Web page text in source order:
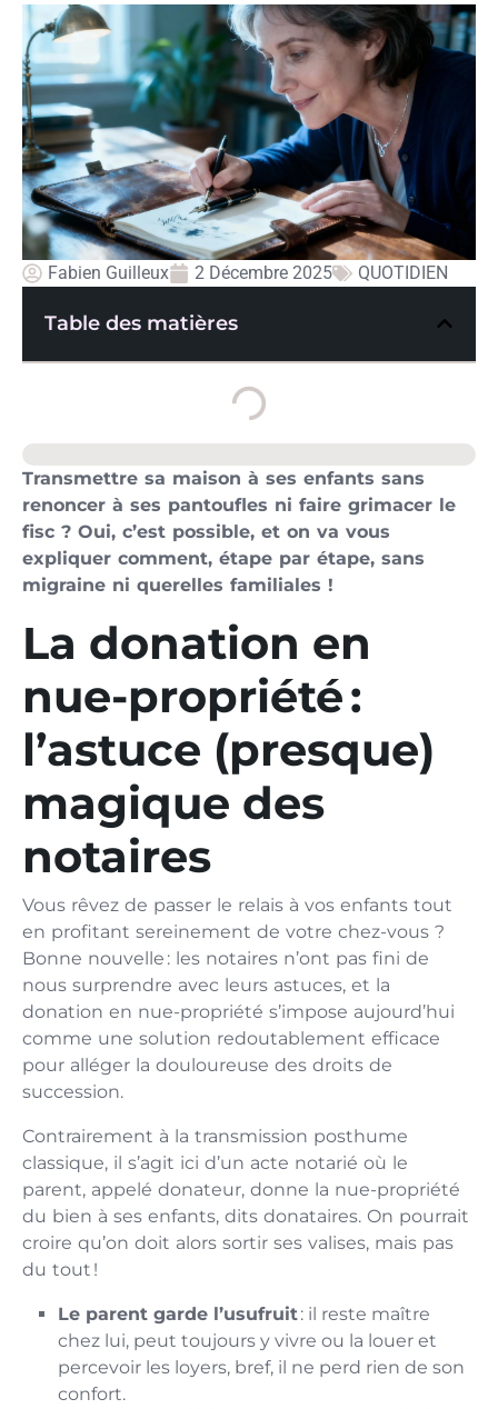
Fabien Guilleux 2 Décembre 2025 QUOTIDIEN
Table des matières
Transmettre sa maison à ses enfants sans
renoncer à ses pantoufles ni faire grimacer le
fisc ? Oui, c’est possible, et on va vous
expliquer comment, étape par étape, sans
migraine ni querelles familiales !
La donation en
nue-propriété :
l’astuce (presque)
magique des
notaires
Vous rêvez de passer le relais à vos enfants tout
en profitant sereinement de votre chez-vous ?
Bonne nouvelle : les notaires n’ont pas fini de
nous surprendre avec leurs astuces, et la
donation en nue-propriété s’impose aujourd’hui
comme une solution redoutablement efficace
pour alléger la douloureuse des droits de
succession.
Contrairement à la transmission posthume
classique, il s’agit ici d’un acte notarié où le
parent, appelé donateur, donne la nue-propriété
du bien à ses enfants, dits donataires. On pourrait
croire qu’on doit alors sortir ses valises, mais pas
du tout !
Le parent garde l’usufruit: il reste maître
chez lui, peut toujours y vivre ou la louer et
percevoir les loyers, bref, il ne perd rien de son
confort.